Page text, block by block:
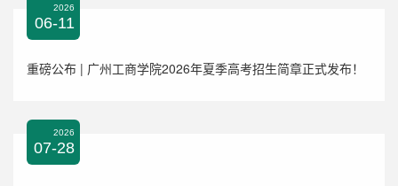
2026
06-11
重磅公布 | 广州工商学院2026年夏季高考招生简章正式发布！
2026
07-28